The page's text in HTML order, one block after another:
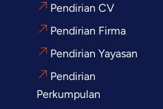
Pendirian CV
Pendirian Firma
Pendirian Yayasan
Pendirian
Perkumpulan